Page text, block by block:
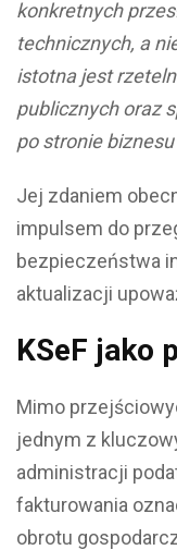
konkretnych
technicznych, a
istotna jest
publicznych oraz
po stronie biznesu
Jej zdaniem
impulsem do
bezpieczeństwa
aktualizacji
KSeF jako
Mimo
jednym z
administracji
fakturowania
obrotu